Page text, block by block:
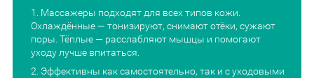
Массажеры подходят для всех типов кожи.
Охлаждённые — тонизируют, снимают отёки, сужают
поры. Тёплые — расслабляют мышцы и помогают
уходу лучше впитаться.
Эффективны как самостоятельно, так и с уходовыми